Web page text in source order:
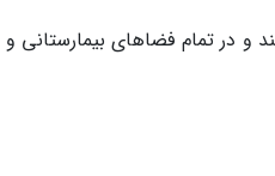
تمام فضاهای بیمارستانی و